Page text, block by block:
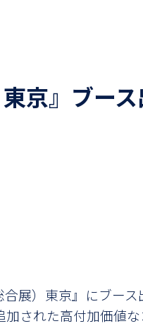
京』ブー
展）東京』にブース
加された高付加価値